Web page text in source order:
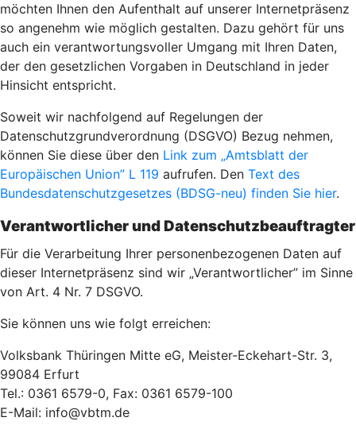
möchten Ihnen den Aufenthalt auf unserer Internetpräsenz
so angenehm wie möglich gestalten. Dazu gehört für uns
auch ein verantwortungsvoller Umgang mit Ihren Daten,
der den gesetzlichen Vorgaben in Deutschland in jeder
Hinsicht entspricht.
Soweit wir nachfolgend auf Regelungen der
Datenschutzgrundverordnung (DSGVO) Bezug nehmen,
können Sie diese über den Link zum „Amtsblatt der
Europäischen Union” L 119 aufrufen. Den Text des
Bundesdatenschutzgesetzes (BDSG-neu) finden Sie hier.
Verantwortlicher und Datenschutzbeauftragter
Für die Verarbeitung Ihrer personenbezogenen Daten auf
dieser Internetpräsenz sind wir „Verantwortlicher” im Sinne
von Art. 4 Nr. 7 DSGVO.
Sie können uns wie folgt erreichen:
Volksbank Thüringen Mitte eG, Meister-Eckehart-Str. 3,
99084 Erfurt
Tel.: 0361 6579-0, Fax: 0361 6579-100
E-Mail: info@vbtm.de